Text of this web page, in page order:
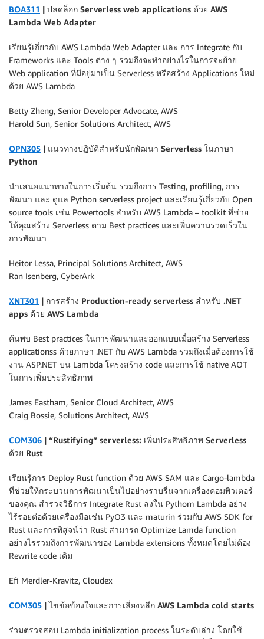
BOA311 | ปลดล็อก Serverless web applications ด้วย AWS
Lambda Web Adapter
เรียนรู้เกี่ยวกับ AWS Lambda Web Adapter และ การ Integrate กับ
Frameworks และ Tools ต่าง ๆ รวมถึงจะทำอย่างไรในการจะย้าย
Web application ที่มีอยู่มาเป็น Serverless หรือสร้าง Applications ใหม่
ด้วย AWS Lambda
Betty Zheng, Senior Developer Advocate, AWS
Harold Sun, Senior Solutions Architect, AWS
OPN305 | แนวทางปฏิบัติสำหรับนักพัฒนา Serverless ในภาษา
Python
นำเสนอแนวทางในการเริ่มต้น รวมถึงการ Testing, profiling, การ
พัฒนา และ ดูแล Python serverless project และเรียนรู้เกี่ยวกับ Open
source tools เช่น Powertools สำหรับ AWS Lambda – toolkit ที่ช่วย
ให้คุณสร้าง Serverless ตาม Best practices และเพิ่มความรวดเร็วใน
การพัฒนา
Heitor Lessa, Principal Solutions Architect, AWS
Ran Isenberg, CyberArk
XNT301 | การสร้าง Production-ready serverless สำหรับ .NET
apps ด้วย AWS Lambda
ค้นพบ Best practices ในการพัฒนาและออกแบบเมื่อสร้าง Serverless
applicationss ด้วยภาษา .NET กับ AWS Lambda รวมถึงเมื่อต้องการใช้
งาน ASP.NET บน Lambda โครงสร้าง code และการใช้ native AOT
ในการเพิ่มประสิทธิภาพ
James Eastham, Senior Cloud Architect, AWS
Craig Bossie, Solutions Architect, AWS
COM306 | “Rustifying” serverless: เพิ่มประสิทธิภาพ Serverless
ด้วย Rust
เรียนรู้การ Deploy Rust function ด้วย AWS SAM และ Cargo-lambda
ที่ช่วยให้กระบวนการพัฒนาเป็นไปอย่างราบรื่นจากเครื่องคอมพิวเตอร์
ของคุณ สำรวจวิธีการ Integrate Rust ลงใน Pythom Lambda อย่าง
ไร้รอยต่อด้วยเครื่องมือเช่น PyO3 และ maturin ร่วมกับ AWS SDK for
Rust และการพิสูจน์ว่า Rust สามารถ Optimize Lamda function
อย่างไรรวมถึงการพัฒนาของ Lambda extensions ทั้งหมดโดยไม่ต้อง
Rewrite code เดิม
Efi Merdler-Kravitz, Cloudex
COM305 | ไขข้อข้องใจและการเลี่ยงหลีก AWS Lambda cold starts
ร่วมตรวจสอบ Lambda initialization process ในระดับล่าง โดยใช้